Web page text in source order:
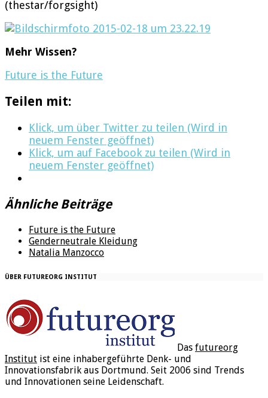
(thestar/forgsight)
Mehr Wissen?
Future is the Future
Teilen mit:
Klick, um über Twitter zu teilen (Wird in
neuem Fenster geöffnet)
Klick, um auf Facebook zu teilen (Wird in
neuem Fenster geöffnet)
Ähnliche Beiträge
Future is the Future
Genderneutrale Kleidung
Natalia Manzocco
ÜBER FUTUREORG INSTITUT
Das futureorg
Institut ist eine inhabergeführte Denk- und
Innovationsfabrik aus Dortmund. Seit 2006 sind Trends
und Innovationen seine Leidenschaft.